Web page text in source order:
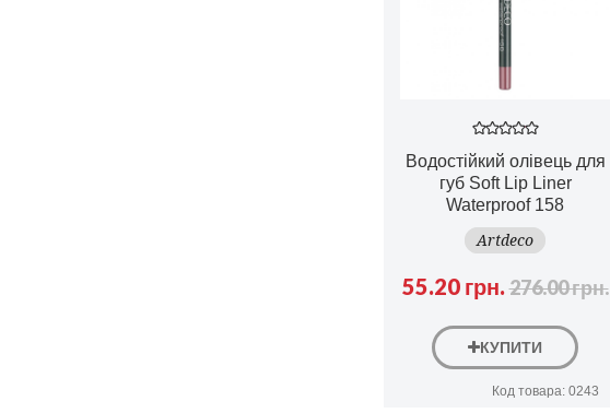
Водостійкий олівець для
губ Soft Lip Liner
Waterproof 158
Artdeco
55.20 грн.276.00 грн.
КУПИТИ
Код товара: 0243